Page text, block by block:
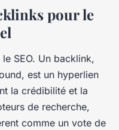
pour le
SEO. Un backlink,
est un hyperlien
la crédibilité et la
de recherche,
comme un vote de